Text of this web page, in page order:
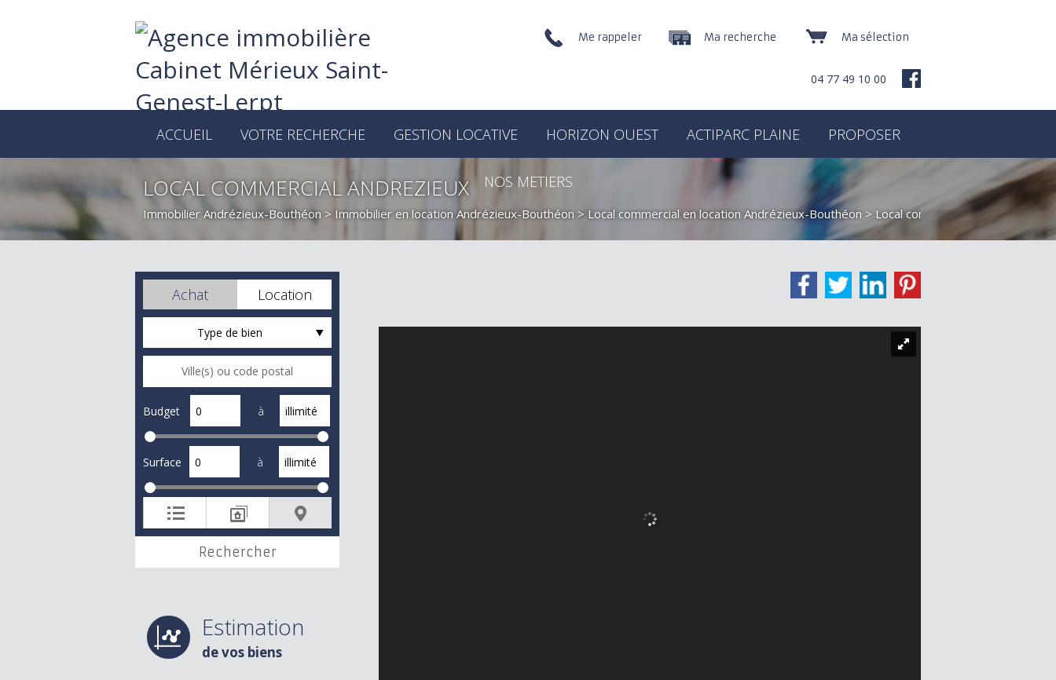
Me rappeler Ma recherche Ma sélection
04 77 49 10 00
ACCUEIL VOTRE RECHERCHE GESTION LOCATIVE HORIZON OUEST ACTIPARC PLAINE PROPOSER
NOS METIERS
LOCAL COMMERCIAL ANDREZIEUX
Immobilier Andrézieux-Bouthéon > Immobilier en location Andrézieux-Bouthéon > Local commercial en location Andrézieux-Bouthéon > Local commercial TERCIAL LOT B
Achat Location
Type de bien
Budget à
Surface à
Estimation
de vos biens